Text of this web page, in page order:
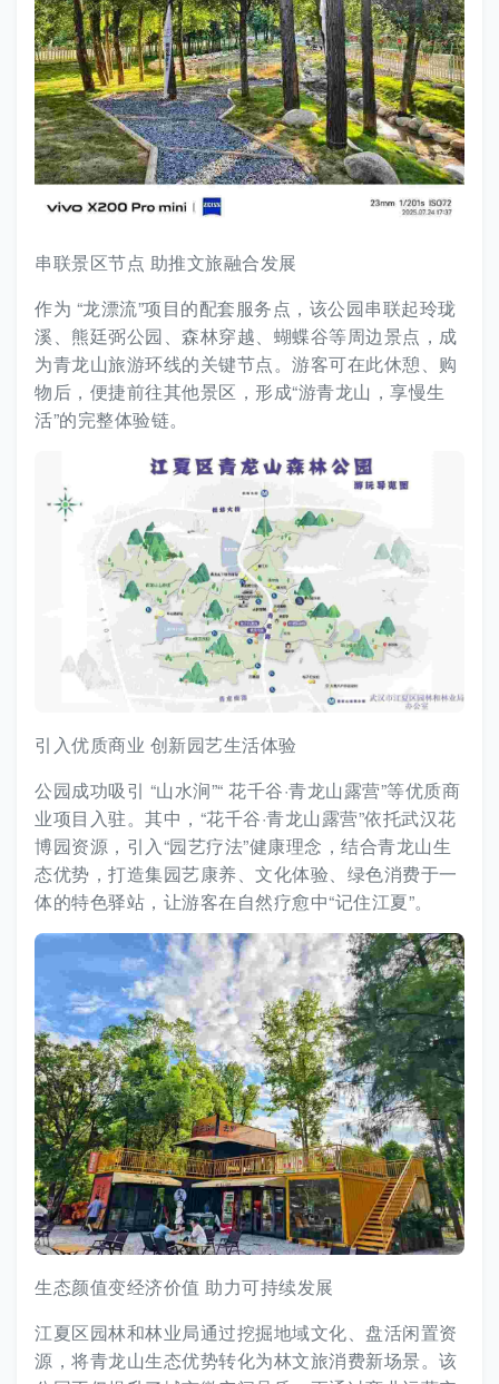
串联景区节点 助推文旅融合发展
作为 “龙漂流”项目的配套服务点，该公园串联起玲珑
溪、熊廷弼公园、森林穿越、蝴蝶谷等周边景点，成
为青龙山旅游环线的关键节点。游客可在此休憩、购
物后，便捷前往其他景区，形成“游青龙山，享慢生
活”的完整体验链。
引入优质商业 创新园艺生活体验
公园成功吸引 “山水涧”“ 花千谷·青龙山露营”等优质商
业项目入驻。其中，“花千谷·青龙山露营”依托武汉花
博园资源，引入“园艺疗法”健康理念，结合青龙山生
态优势，打造集园艺康养、文化体验、绿色消费于一
体的特色驿站，让游客在自然疗愈中“记住江夏”。
生态颜值变经济价值 助力可持续发展
江夏区园林和林业局通过挖掘地域文化、盘活闲置资
源，将青龙山生态优势转化为林文旅消费新场景。该